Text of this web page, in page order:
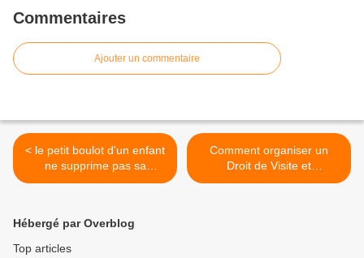
Commentaires
Ajouter un commentaire
< le petit boulot d'un enfant
ne supprime pas sa
pension alimentaire
Comment organiser un
Droit de Visite et
d'Hébergement quand l'un
Hébergé par Overblog
Top articles